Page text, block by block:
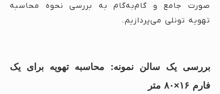
صورت جامع و گام‌به‌گام به بررسی نحوه محاسبه
تهویه تونلی می‌پردازیم.
بررسی یک سالن نمونه: محاسبه تهویه برای یک
فارم ۱۶×۸۰ متر